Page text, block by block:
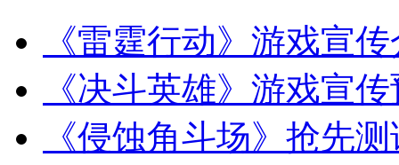
《雷霆行动》游戏宣
《决斗英雄》游戏宣
《侵蚀角斗场》抢先